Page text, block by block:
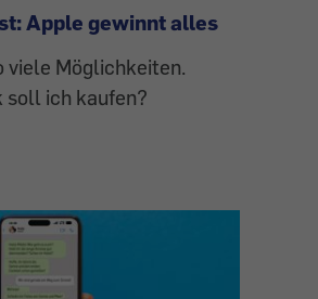
Apple gewinnt alles
viele Möglichkeiten.
soll ich kaufen?